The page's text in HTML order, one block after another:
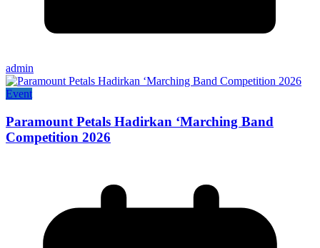
admin
Event
Paramount Petals Hadirkan ‘Marching Band
Competition 2026